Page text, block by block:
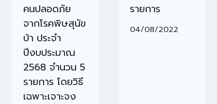
คนปลอดภัย
จากโรคพิษสุนัข
บ้า ประจำ
ปีงบประมาณ
2568 จำนวน 5
รายการ โดยวิธี
เฉพาะเจาะจง
รายการ
04/08/2022